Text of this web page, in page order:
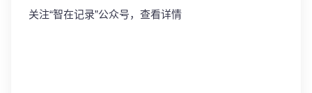
关注“智在记录”公众号，查看详情